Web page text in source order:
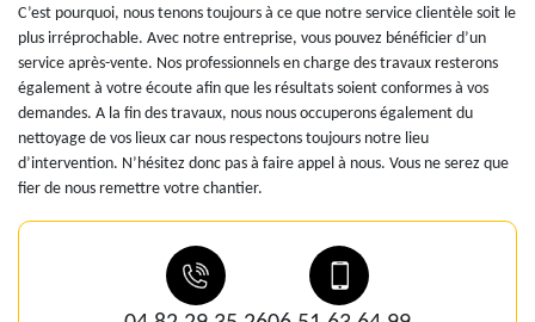
C’est pourquoi, nous tenons toujours à ce que notre service clientèle soit le
plus irréprochable. Avec notre entreprise, vous pouvez bénéficier d’un
service après-vente. Nos professionnels en charge des travaux resterons
également à votre écoute afin que les résultats soient conformes à vos
demandes. A la fin des travaux, nous nous occuperons également du
nettoyage de vos lieux car nous respectons toujours notre lieu
d’intervention. N’hésitez donc pas à faire appel à nous. Vous ne serez que
fier de nous remettre votre chantier.